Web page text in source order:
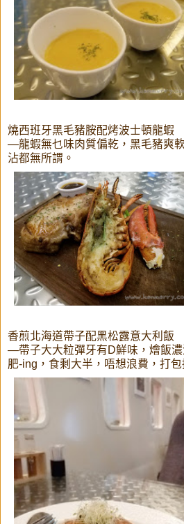
燒西班牙黑毛豬胺配烤波士頓龍蝦
—龍蝦無乜味肉質偏乾，黑毛豬爽
沾都無所謂。
香煎北海道帶子配黑松露意大利飯
—帶子大大粒彈牙有D鮮味，燴飯
肥-ing，食剩大半，唔想浪費，打包